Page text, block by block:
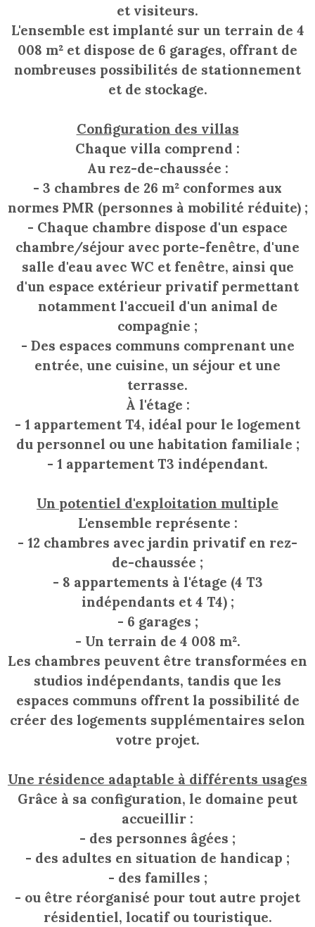
et visiteurs.
L'ensemble est implanté sur un terrain de 4
008 m² et dispose de 6 garages, offrant de
nombreuses possibilités de stationnement
et de stockage.
Configuration des villas
Chaque villa comprend :
Au rez-de-chaussée :
- 3 chambres de 26 m² conformes aux
normes PMR (personnes à mobilité réduite) ;
- Chaque chambre dispose d'un espace
chambre/séjour avec porte-fenêtre, d'une
salle d'eau avec WC et fenêtre, ainsi que
d'un espace extérieur privatif permettant
notamment l'accueil d'un animal de
compagnie ;
- Des espaces communs comprenant une
entrée, une cuisine, un séjour et une
terrasse.
À l'étage :
- 1 appartement T4, idéal pour le logement
du personnel ou une habitation familiale ;
- 1 appartement T3 indépendant.
Un potentiel d'exploitation multiple
L'ensemble représente :
- 12 chambres avec jardin privatif en rez-
de-chaussée ;
- 8 appartements à l'étage (4 T3
indépendants et 4 T4) ;
- 6 garages ;
- Un terrain de 4 008 m².
Les chambres peuvent être transformées en
studios indépendants, tandis que les
espaces communs offrent la possibilité de
créer des logements supplémentaires selon
votre projet.
Une résidence adaptable à différents usages
Grâce à sa configuration, le domaine peut
accueillir :
- des personnes âgées ;
- des adultes en situation de handicap ;
- des familles ;
- ou être réorganisé pour tout autre projet
résidentiel, locatif ou touristique.